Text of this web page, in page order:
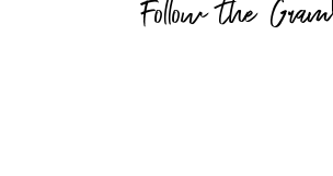
Follow the Gram